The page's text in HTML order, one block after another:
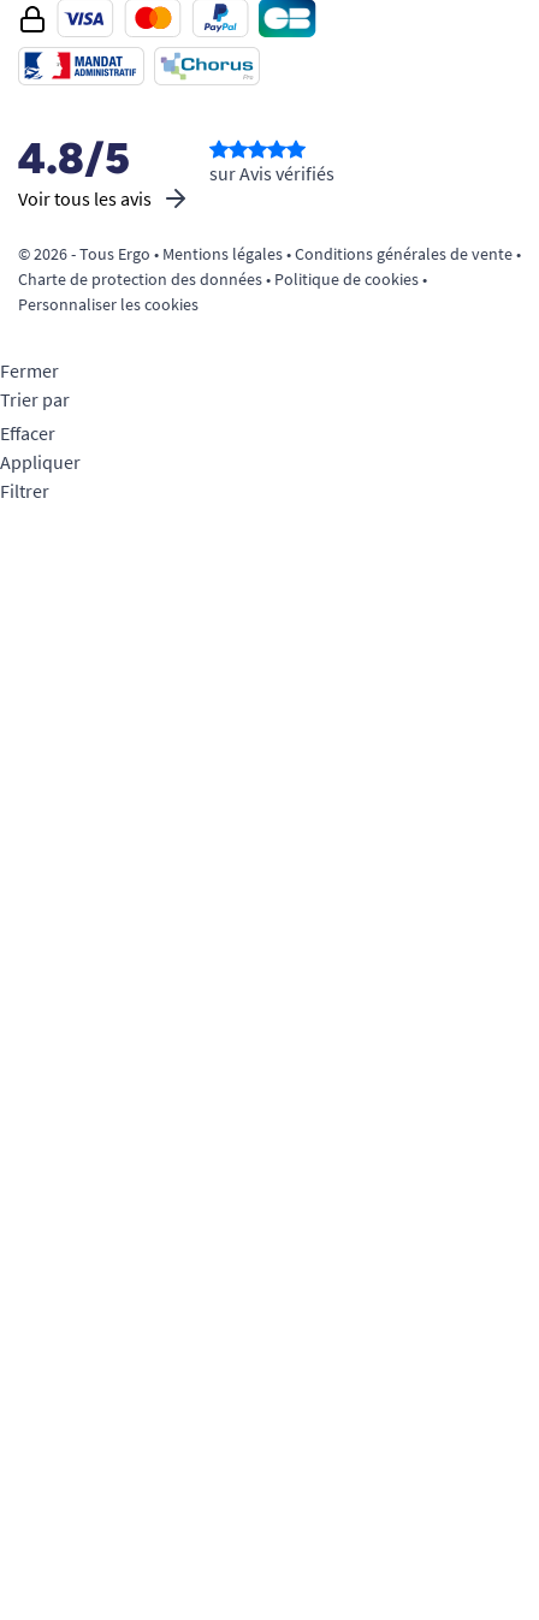
4.8/5
Voir tous les avis
sur Avis vérifiés
© 2026 - Tous Ergo • Mentions légales•Conditions générales de vente•
Charte de protection des données• Politique de cookies•
Personnaliser les cookies
Fermer
Trier par
Effacer
Appliquer
Filtrer